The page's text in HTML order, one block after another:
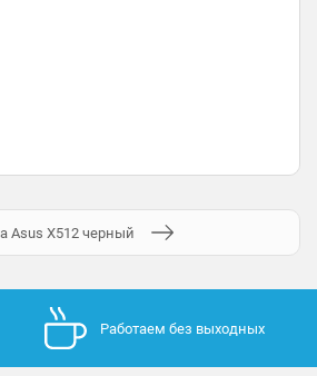
Asus X512 черный
Работаем без выходных